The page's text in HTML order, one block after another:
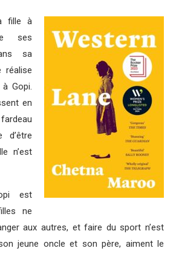
fille à
ses
sa
réalise
Gopi.
en
d’être
n’est
est
ne
aux autres, et faire du sport n’est
jeune oncle et son père, aiment le